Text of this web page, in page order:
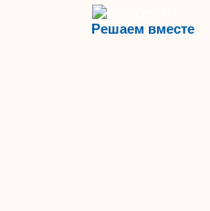
Решаем вместе